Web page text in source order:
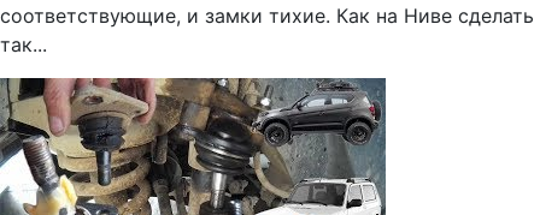
соответствующие, и замки тихие. Как на Ниве сделать
так...